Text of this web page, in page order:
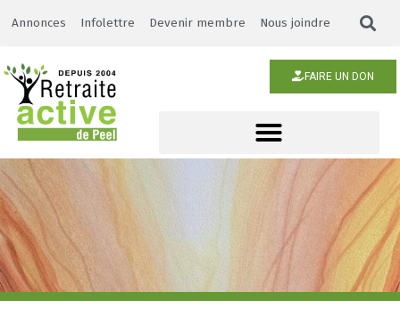
Annonces Infolettre Devenir membre Nous joindre
FAIRE UN DON